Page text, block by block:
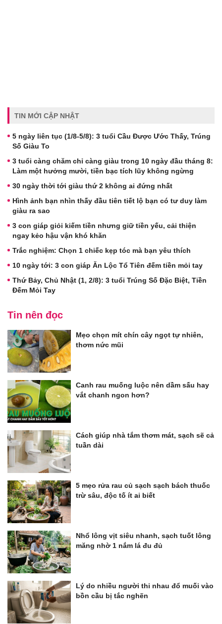
TIN MỚI CẬP NHẬT
5 ngày liên tục (1/8-5/8): 3 tuổi Cầu Được Ước Thấy, Trúng
Số Giàu To
3 tuổi càng chăm chỉ càng giàu trong 10 ngày đầu tháng 8:
Làm một hưởng mười, tiền bạc tích lũy không ngừng
30 ngày thời tới giàu thứ 2 không ai đứng nhất
Hình ảnh bạn nhìn thấy đầu tiên tiết lộ bạn có tư duy làm
giàu ra sao
3 con giáp giỏi kiếm tiền nhưng giữ tiền yếu, cải thiện
ngay kẻo hậu vận khó khăn
Trắc nghiệm: Chọn 1 chiếc kẹp tóc mà bạn yêu thích
10 ngày tới: 3 con giáp Ăn Lộc Tổ Tiên đếm tiền mỏi tay
Thứ Bảy, Chủ Nhật (1, 2/8): 3 tuổi Trúng Số Đặc Biệt, Tiền
Đếm Mỏi Tay
Tin nên đọc
Mẹo chọn mít chín cây ngọt tự nhiên,
thơm nức mũi
Canh rau muống luộc nên dầm sấu hay
vắt chanh ngon hơn?
Cách giúp nhà tắm thơm mát, sạch sẽ cả
tuần dài
5 mẹo rửa rau củ sạch sạch bách thuốc
trừ sâu, độc tố ít ai biết
Nhổ lông vịt siêu nhanh, sạch tuốt lông
măng nhờ 1 nắm lá đu đủ
Lý do nhiều người thi nhau đổ muối vào
bồn cầu bị tắc nghẽn